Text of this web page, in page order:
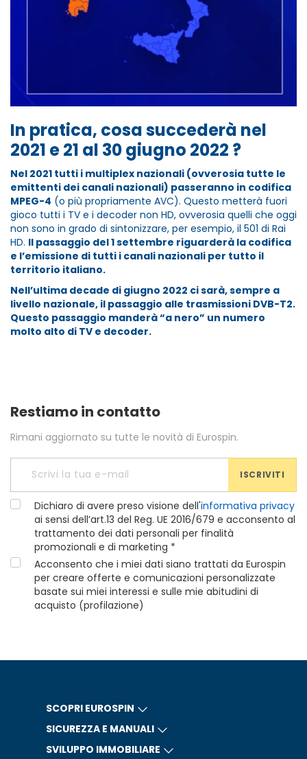
In pratica, cosa succederà nel
2021 e 21 al 30 giugno 2022 ?
Nel 2021 tutti i multiplex nazionali (ovverosia tutte le
emittenti dei canali nazionali) passeranno in codifica
MPEG-4 (o più propriamente AVC). Questo metterà fuori
gioco tutti i TV e i decoder non HD, ovverosia quelli che oggi
non sono in grado di sintonizzare, per esempio, il 501 di Rai
HD. Il passaggio del 1 settembre riguarderà la codifica
e l’emissione di tutti i canali nazionali per tutto il
territorio italiano.
Nell’ultima decade di giugno 2022 ci sarà, sempre a
livello nazionale, il passaggio alle trasmissioni DVB-T2.
Questo passaggio manderà “a nero” un numero
molto alto di TV e decoder.
Restiamo in contatto
Rimani aggiornato su tutte le novità di Eurospin.
ISCRIVITI
Dichiaro di avere preso visione dell'informativa privacy
ai sensi dell’art.13 del Reg. UE 2016/679 e acconsento al
trattamento dei dati personali per finalità
promozionali e di marketing *
Acconsento che i miei dati siano trattati da Eurospin
per creare offerte e comunicazioni personalizzate
basate sui miei interessi e sulle mie abitudini di
acquisto (profilazione)
SCOPRI EUROSPIN
SICUREZZA E MANUALI
SVILUPPO IMMOBILIARE